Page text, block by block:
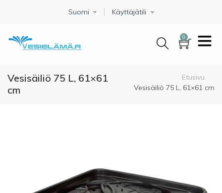
Select your language
Suomi Käyttäjätili
0
Vesisäiliö 75 L, 61×61
cm
MurupolkuEtusivu
Vesisäiliö 75 L, 61×61 cm